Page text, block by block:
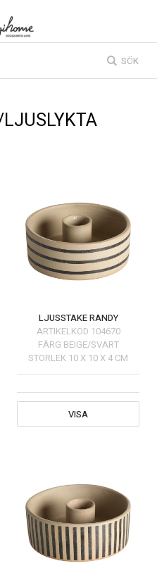
SÖK
LJUSSTAKE RANDY
ARTIKELKOD 104670
FÄRG BEIGE/SVART
STORLEK 10 X 10 X 4 CM
VISA